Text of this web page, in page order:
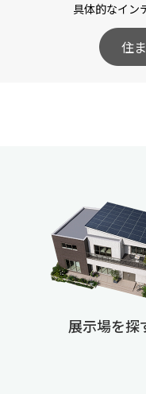
具体的なイン
住
展示場を探